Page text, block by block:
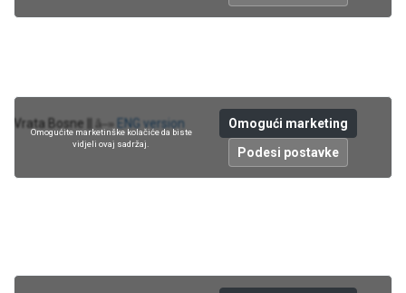
Omogućite marketinške kolačiće da biste
vidjeli ovaj sadržaj.
Omogući marketing
Podesi postavke
Vrata Bosne || â–» ENG version